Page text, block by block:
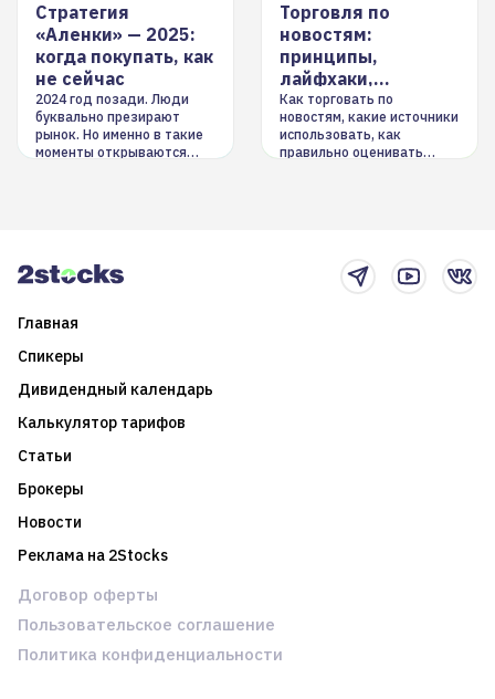
Стратегия
«Аленки» — 2025:
когда покупать, как
не сейчас
2024 год позади. Люди
буквально презирают
рынок. Но именно в такие
моменты открываются
Торговля по
новостям:
принципы,
лайфхаки,
инструменты
Как торговать по
новостям, какие источники
использовать, как
правильно оценивать
Главная
Спикеры
Дивидендный календарь
Калькулятор тарифов
Статьи
Брокеры
Новости
Реклама на 2Stocks
Договор оферты
Пользовательское соглашение
Политика конфиденциальности